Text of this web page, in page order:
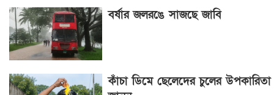
বর্ষার জলরঙে সাজছে জাবি
কাঁচা ডিমে ছেলেদের চুলের উপকারিতা